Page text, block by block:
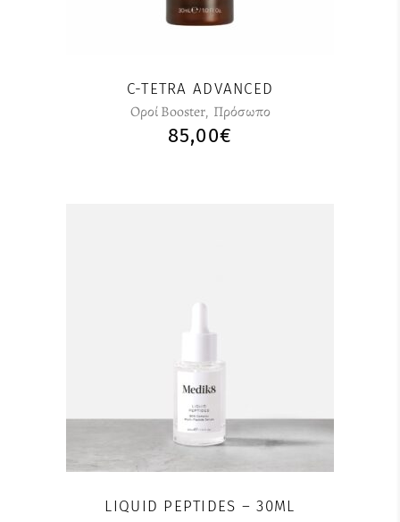
C-TETRA ADVANCED
Οροί Booster, Πρόσωπο
85,00€
LIQUID PEPTIDES – 30ML